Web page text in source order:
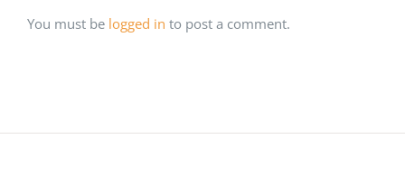
You must be logged in to post a comment.